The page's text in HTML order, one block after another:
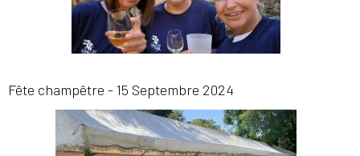
Fête champêtre - 15 Septembre 2024